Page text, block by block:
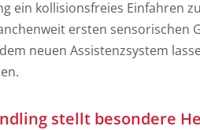
ein kollisionsfreies Einfahren
ersten sensorischen
neuen Assistenzsystem
stellt besondere